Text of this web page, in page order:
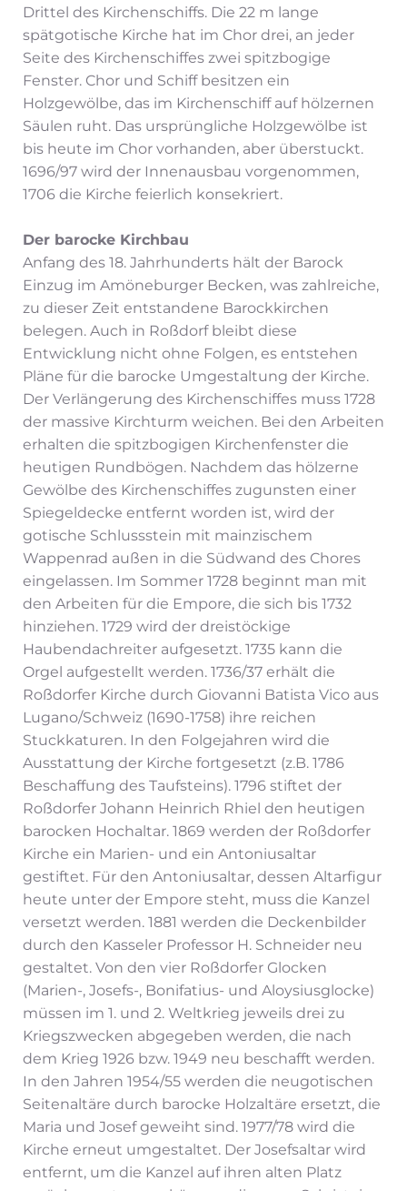
Drittel des Kirchenschiffs. Die 22 m lange
spätgotische Kirche hat im Chor drei, an jeder
Seite des Kirchenschiffes zwei spitzbogige
Fenster. Chor und Schiff besitzen ein
Holzgewölbe, das im Kirchenschiff auf hölzernen
Säulen ruht. Das ursprüngliche Holzgewölbe ist
bis heute im Chor vorhanden, aber überstuckt.
1696/97 wird der Innenausbau vorgenommen,
1706 die Kirche feierlich konsekriert.
Der barocke Kirchbau
Anfang des 18. Jahrhunderts hält der Barock
Einzug im Amöneburger Becken, was zahlreiche,
zu dieser Zeit entstandene Barockkirchen
belegen. Auch in Roßdorf bleibt diese
Entwicklung nicht ohne Folgen, es entstehen
Pläne für die barocke Umgestaltung der Kirche.
Der Verlängerung des Kirchenschiffes muss 1728
der massive Kirchturm weichen. Bei den Arbeiten
erhalten die spitzbogigen Kirchenfenster die
heutigen Rundbögen. Nachdem das hölzerne
Gewölbe des Kirchenschiffes zugunsten einer
Spiegeldecke entfernt worden ist, wird der
gotische Schlussstein mit mainzischem
Wappenrad außen in die Südwand des Chores
eingelassen. Im Sommer 1728 beginnt man mit
den Arbeiten für die Empore, die sich bis 1732
hinziehen. 1729 wird der dreistöckige
Haubendachreiter aufgesetzt. 1735 kann die
Orgel aufgestellt werden. 1736/37 erhält die
Roßdorfer Kirche durch Giovanni Batista Vico aus
Lugano/Schweiz (1690-1758) ihre reichen
Stuckkaturen. In den Folgejahren wird die
Ausstattung der Kirche fortgesetzt (z.B. 1786
Beschaffung des Taufsteins). 1796 stiftet der
Roßdorfer Johann Heinrich Rhiel den heutigen
barocken Hochaltar. 1869 werden der Roßdorfer
Kirche ein Marien- und ein Antoniusaltar
gestiftet. Für den Antoniusaltar, dessen Altarfigur
heute unter der Empore steht, muss die Kanzel
versetzt werden. 1881 werden die Deckenbilder
durch den Kasseler Professor H. Schneider neu
gestaltet. Von den vier Roßdorfer Glocken
(Marien-, Josefs-, Bonifatius- und Aloysiusglocke)
müssen im 1. und 2. Weltkrieg jeweils drei zu
Kriegszwecken abgegeben werden, die nach
dem Krieg 1926 bzw. 1949 neu beschafft werden.
In den Jahren 1954/55 werden die neugotischen
Seitenaltäre durch barocke Holzaltäre ersetzt, die
Maria und Josef geweiht sind. 1977/78 wird die
Kirche erneut umgestaltet. Der Josefsaltar wird
entfernt, um die Kanzel auf ihren alten Platz